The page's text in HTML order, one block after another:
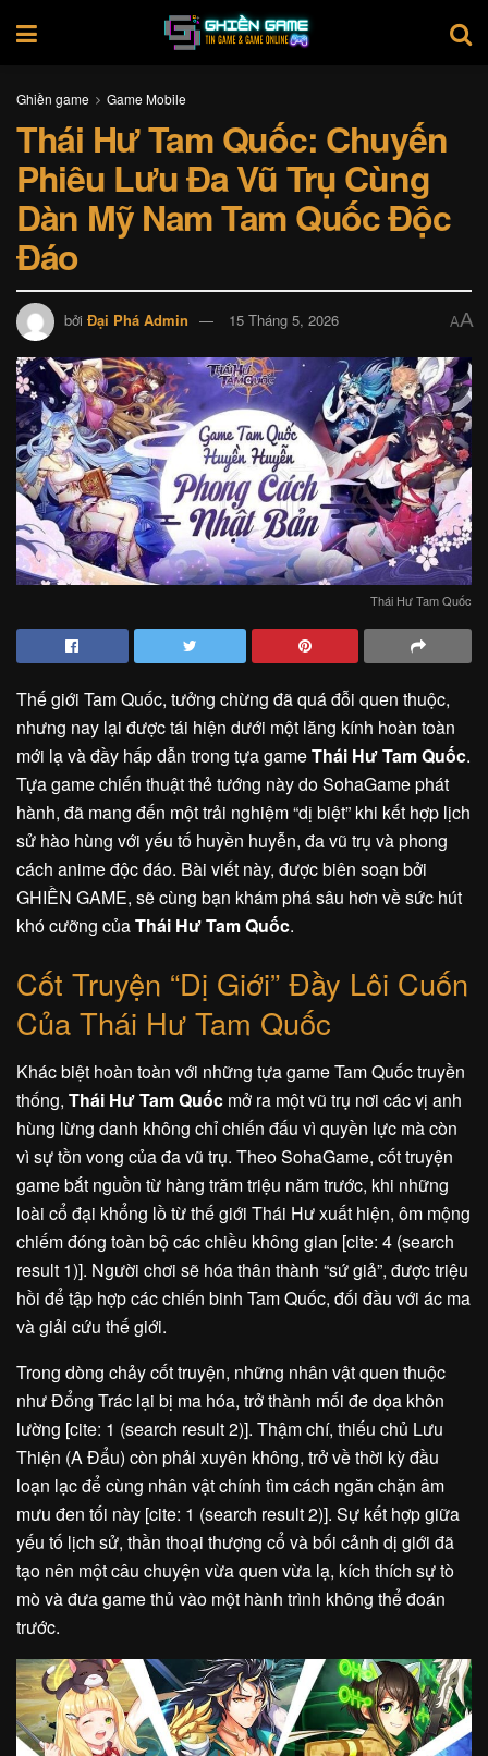
Ghiền game Game Mobile
Thái Hư Tam Quốc: Chuyến
Phiêu Lưu Đa Vũ Trụ Cùng
Dàn Mỹ Nam Tam Quốc Độc
Đáo
bởi Đại Phá Admin 15 Tháng 5, 2026 AA
Thái Hư Tam Quốc
Thế giới Tam Quốc, tưởng chừng đã quá đỗi quen thuộc,
nhưng nay lại được tái hiện dưới một lăng kính hoàn toàn
mới lạ và đầy hấp dẫn trong tựa gameThái Hư Tam Quốc.
Tựa game chiến thuật thẻ tướng này do SohaGame phát
hành, đã mang đến một trải nghiệm “dị biệt” khi kết hợp lịch
sử hào hùng với yếu tố huyền huyễn, đa vũ trụ và phong
cách anime độc đáo. Bài viết này, được biên soạn bởi
GHIỀN GAME, sẽ cùng bạn khám phá sâu hơn về sức hút
khó cưỡng củaThái Hư Tam Quốc.
Cốt Truyện “Dị Giới” Đầy Lôi Cuốn
Của Thái Hư Tam Quốc
Khác biệt hoàn toàn với những tựa game Tam Quốc truyền
thống, Thái Hư Tam Quốc mở ra một vũ trụ nơi các vị anh
hùng lừng danh không chỉ chiến đấu vì quyền lực mà còn
vì sự tồn vong của đa vũ trụ. Theo SohaGame, cốt truyện
game bắt nguồn từ hàng trăm triệu năm trước, khi những
loài cổ đại khổng lồ từ thế giới Thái Hư xuất hiện, ôm mộng
chiếm đóng toàn bộ các chiều không gian [cite: 4 (search
result 1)]. Người chơi sẽ hóa thân thành “sứ giả”, được triệu
hồi để tập hợp các chiến binh Tam Quốc, đối đầu với ác ma
và giải cứu thế giới.
Trong dòng chảy cốt truyện, những nhân vật quen thuộc
như Đổng Trác lại bị ma hóa, trở thành mối đe dọa khôn
lường [cite: 1 (search result 2)]. Thậm chí, thiếu chủ Lưu
Thiện (A Đẩu) còn phải xuyên không, trở về thời kỳ đầu
loạn lạc để cùng nhân vật chính tìm cách ngăn chặn âm
mưu đen tối này [cite: 1 (search result 2)]. Sự kết hợp giữa
yếu tố lịch sử, thần thoại thượng cổ và bối cảnh dị giới đã
tạo nên một câu chuyện vừa quen vừa lạ, kích thích sự tò
mò và đưa game thủ vào một hành trình không thể đoán
trước.